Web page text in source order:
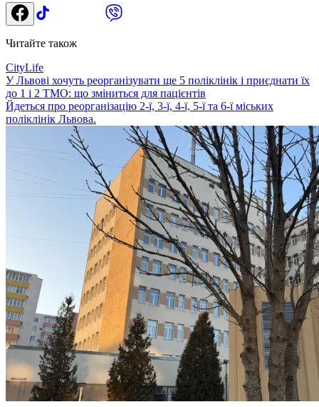
Читайте також
CityLife
У Львові хочуть реорганізувати ще 5 поліклінік і приєднати їх
до 1 і 2 ТМО: що зміниться для пацієнтів
Йдеться про реорганізацію 2-ї, 3-ї, 4-ї, 5-ї та 6-ї міських
поліклінік Львова.